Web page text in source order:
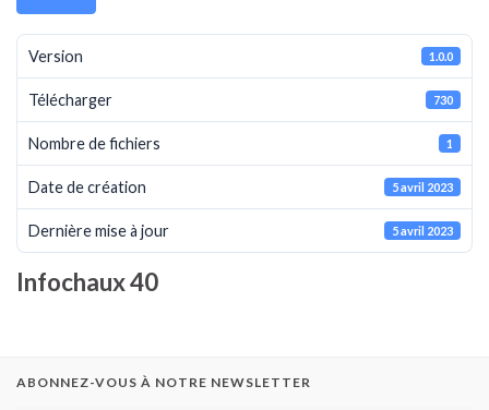
Version 1.0.0
Télécharger 730
Nombre de fichiers 1
Date de création 5 avril 2023
Dernière mise à jour 5 avril 2023
Infochaux 40
ABONNEZ-VOUS À NOTRE NEWSLETTER